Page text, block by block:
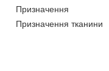
Призначення
Призначення тканини